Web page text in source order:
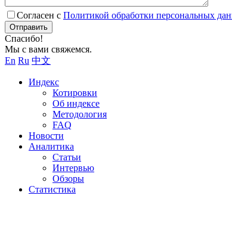
Согласен с Политикой обработки персональных
Отправить
Спасибо!
Мы с вами свяжемся.
En Ru 中文
Индекс
Котировки
Об индексе
Методология
FAQ
Новости
Аналитика
Статьи
Интервью
Обзоры
Статистика